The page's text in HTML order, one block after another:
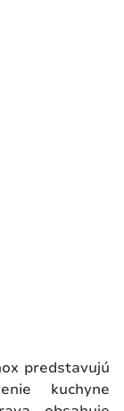
predstavujú
kuchyne